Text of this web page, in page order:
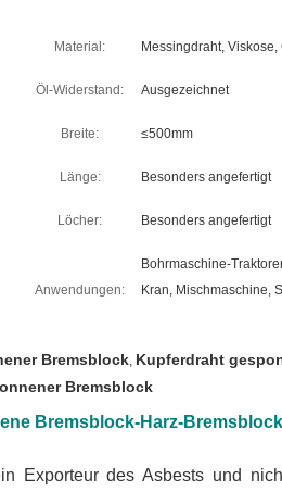
Material: Messingdraht, Viskose,
Öl-Widerstand: Ausgezeichnet
Breite: ≤500mm
Länge: Besonders angefertigt
Löcher: Besonders angefertigt
Anwendungen:
Bohrmaschine-
Kran, Mischmaschine,
Bremsblock, Kupferdraht
Bremsblock
Bremsblock-Harz-
Exporteur des Asbests und